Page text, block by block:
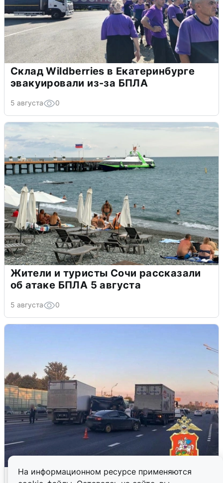
На информационном ресурсе применяются
Склад Wildberries в Екатеринбурге
эвакуировали из-за БПЛА
5 августа 0
Жители и туристы Сочи рассказали
об атаке БПЛА 5 августа
5 августа 0
Пять машин столкнулись на